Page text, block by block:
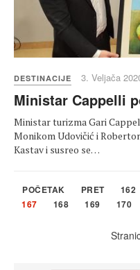
DESTINACIJE 3. Veljača
Ministar Cappelli
Ministar turizma Gari
Monikom Udovičić i
Kastav i susreo se…
POČETAK PRET 162
167
168 169 170